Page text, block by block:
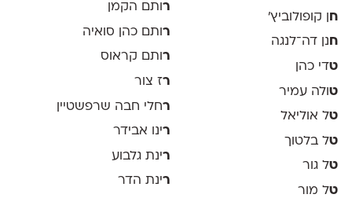
ח
ן קופולוביץ'
חנן דה־לנגה
טדי כהן
טולה עמיר
טל אוליאל
טל בלטוך
טל גור
טל מור
רותם הקמן
ר ותם כהן סואיה
רותם קראוס
רז צור
רחלי חבה שרפשטיין
רינו אבידר
רינת גלבוע
רינת הדר